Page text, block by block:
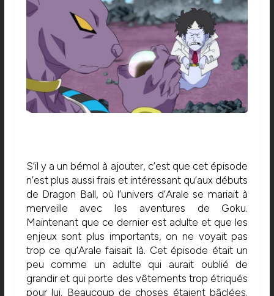
S’il y a un bémol à ajouter, c’est que cet épisode
n’est plus aussi frais et intéressant qu’aux débuts
de Dragon Ball, où l’univers d’Arale se mariait à
merveille avec les aventures de Goku.
Maintenant que ce dernier est adulte et que les
enjeux sont plus importants, on ne voyait pas
trop ce qu’Arale faisait là. Cet épisode était un
peu comme un adulte qui aurait oublié de
grandir et qui porte des vêtements trop étriqués
pour lui. Beaucoup de choses étaient bâclées.